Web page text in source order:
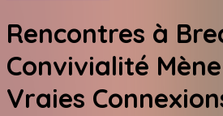
Rencontres à
Convivialité
Vraies